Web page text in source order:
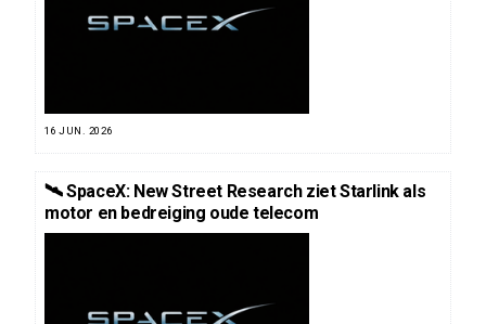
16 JUN. 2026
🛰️ SpaceX: New Street Research ziet Starlink als
motor en bedreiging oude telecom